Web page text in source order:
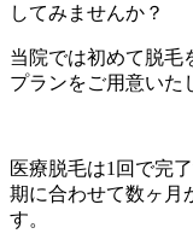
してみませんか？
当院では初めて脱毛
プランをご用意いた
医療脱毛は1回で完
期に合わせて数ヶ月
す。